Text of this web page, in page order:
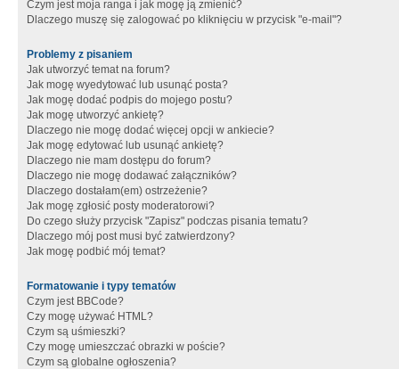
Czym jest moja ranga i jak mogę ją zmienić?
Dlaczego muszę się zalogować po kliknięciu w przycisk "e-mail"?
Problemy z pisaniem
Jak utworzyć temat na forum?
Jak mogę wyedytować lub usunąć posta?
Jak mogę dodać podpis do mojego postu?
Jak mogę utworzyć ankietę?
Dlaczego nie mogę dodać więcej opcji w ankiecie?
Jak mogę edytować lub usunąć ankietę?
Dlaczego nie mam dostępu do forum?
Dlaczego nie mogę dodawać załączników?
Dlaczego dostałam(em) ostrzeżenie?
Jak mogę zgłosić posty moderatorowi?
Do czego służy przycisk "Zapisz" podczas pisania tematu?
Dlaczego mój post musi być zatwierdzony?
Jak mogę podbić mój temat?
Formatowanie i typy tematów
Czym jest BBCode?
Czy mogę używać HTML?
Czym są uśmieszki?
Czy mogę umieszczać obrazki w poście?
Czym są globalne ogłoszenia?